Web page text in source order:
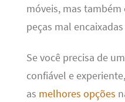
móveis, mas
peças mal
Se você precisa de
confiável e
as melhores opções